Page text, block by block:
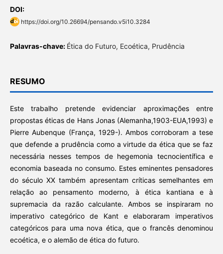
DOI:
https://doi.org/10.26694/pensando.v5i10.3284
Palavras-chave: Ética do Futuro, Ecoética, Prudência
RESUMO
Este trabalho pretende evidenciar aproximações entre
propostas éticas de Hans Jonas (Alemanha,1903-EUA,1993) e
Pierre Aubenque (França, 1929-). Ambos corroboram a tese
que defende a prudência como a virtude da ética que se faz
necessária nesses tempos de hegemonia tecnocientífica e
economia baseada no consumo. Estes eminentes pensadores
do século XX também apresentam críticas semelhantes em
relação ao pensamento moderno, à ética kantiana e à
supremacia da razão calculante. Ambos se inspiraram no
imperativo categórico de Kant e elaboraram imperativos
categóricos para uma nova ética, que o francês denominou
ecoética, e o alemão de ética do futuro.